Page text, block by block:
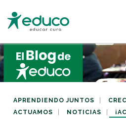
MIS
MIS
APRENDIENDO JUNTOS
ACTUAMOS
NOTICIAS